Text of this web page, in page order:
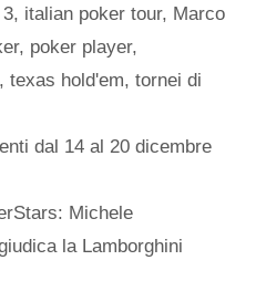
, italian poker tour, Marco
, poker player,
, texas hold'em, tornei di
dal 14 al 20 dicembre
Michele
la Lamborghini